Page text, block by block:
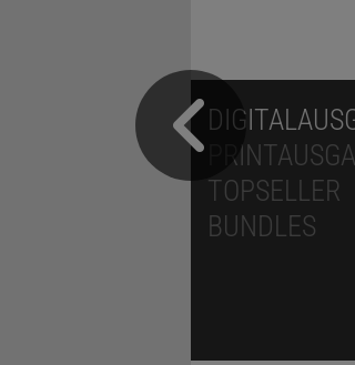
TOPSELLER
BUNDLES